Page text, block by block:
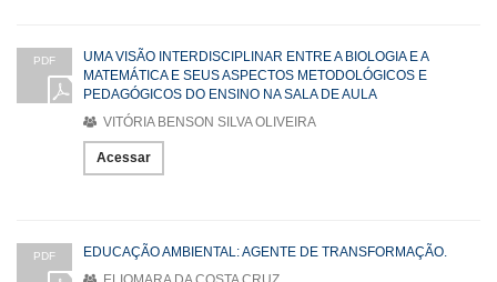
PDF
UMA VISÃO INTERDISCIPLINAR ENTRE A BIOLOGIA E A
MATEMÁTICA E SEUS ASPECTOS METODOLÓGICOS E
PEDAGÓGICOS DO ENSINO NA SALA DE AULA
VITÓRIA BENSON SILVA OLIVEIRA
Acessar
PDF
EDUCAÇÃO AMBIENTAL: AGENTE DE TRANSFORMAÇÃO.